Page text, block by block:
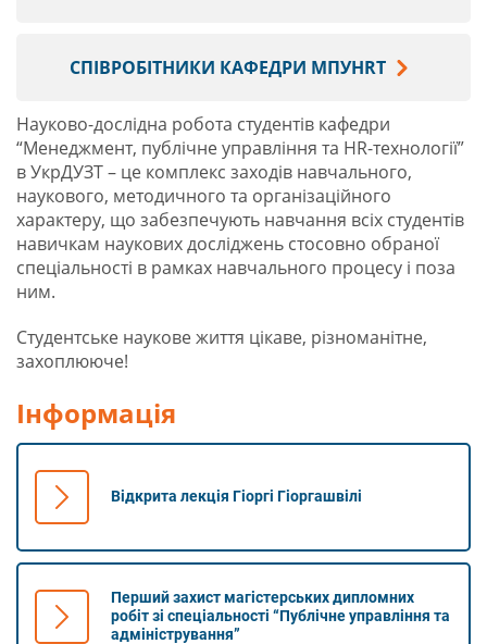
СПІВРОБІТНИКИ КАФЕДРИ МПУHRТ
Науково-дослідна робота студентів кафедри
“Менеджмент, публічне управління та HR-технології”
в УкрДУЗТ – це комплекс заходів навчального,
наукового, методичного та організаційного
характеру, що забезпечують навчання всіх студентів
навичкам наукових досліджень стосовно обраної
спеціальності в рамках навчального процесу і поза
ним.
Студентське наукове життя цікаве, різноманітне,
захоплююче!
Інформація
Відкрита лекція Гіоргі Гіоргашвілі
Перший захист магістерських дипломних
робіт зі спеціальності “Публічне управління та
адміністрування”